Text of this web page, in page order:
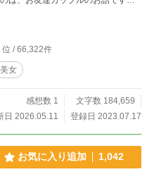
ております。
位 / 66,322件
美女
感想数 1
文字数 184,659
日 2026.05.11
登録日 2023.07.17
お気に入り追加 1,042